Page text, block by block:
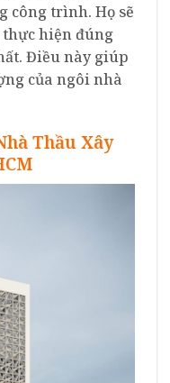
công trình. Họ sẽ
thực hiện đúng
Điều này giúp
của ngôi nhà
Thầu Xây